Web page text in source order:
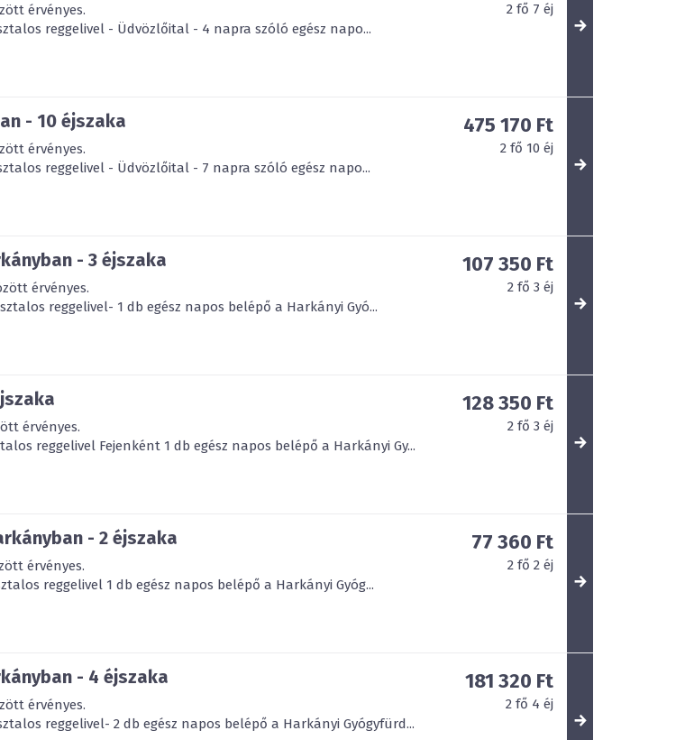
érvényes.
reggelivel - Üdvözlőital - 4 napra szóló egész napo...
2 fő 7 éj
- 10 éjszaka
érvényes.
reggelivel - Üdvözlőital - 7 napra szóló egész napo...
475 170 Ft
2 fő 10 éj
- 3 éjszaka
érvényes.
reggelivel- 1 db egész napos belépő a Harkányi Gyó...
107 350 Ft
2 fő 3 éj
érvényes.
reggelivel Fejenként 1 db egész napos belépő a Harkányi Gy...
128 350 Ft
2 fő 3 éj
- 2 éjszaka
érvényes.
reggelivel 1 db egész napos belépő a Harkányi Gyóg...
77 360 Ft
2 fő 2 éj
- 4 éjszaka
érvényes.
reggelivel- 2 db egész napos belépő a Harkányi Gyógyfürd...
181 320 Ft
2 fő 4 éj